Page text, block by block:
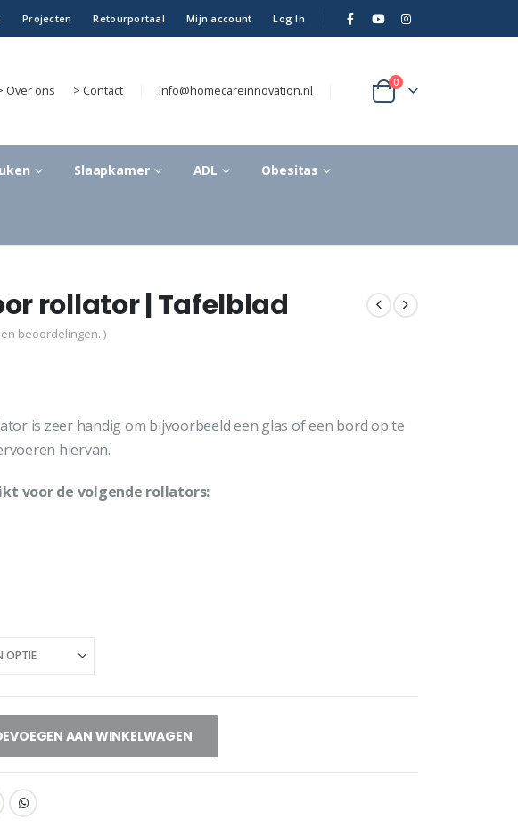
Projecten Retourportaal Mijn account Log In
Over ons > Contact info@homecareinnovation.nl
0
Slaapkamer ADL Obesitas
rollator | Tafelblad
beoordelingen. )
is zeer handig om bijvoorbeeld een glas of een bord op te
hiervan.
voor de volgende rollators:
AAN WINKELWAGEN